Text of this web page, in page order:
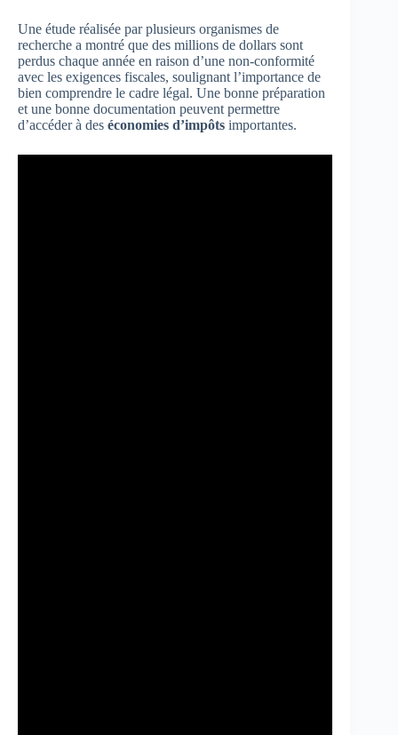
Une étude réalisée par plusieurs organismes de
recherche a montré que des millions de dollars sont
perdus chaque année en raison d’une non-conformité
avec les exigences fiscales, soulignant l’importance de
bien comprendre le cadre légal. Une bonne préparation
et une bonne documentation peuvent permettre
d’accéder à des économies d’impôts importantes.